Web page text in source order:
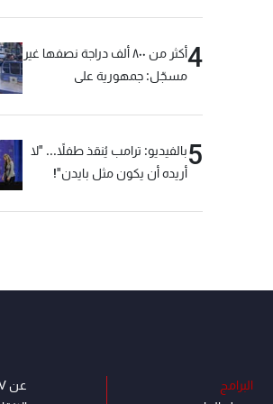
4
أكثر من ٨٠٠ ألف دراجة نصفها غير
مسجّل: جمهورية على
5بالفيديو: ترامب يُنقذ طفلاً... "لا
أريده أن يكون مثل بايدن"!
البرامج
عن MTV